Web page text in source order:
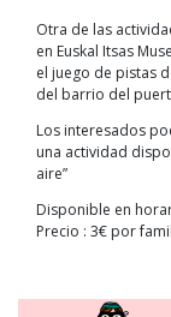
Otra de las
en Euskal Itsas
el juego de pistas
del barrio del
Los interesados
una actividad
aire”
Disponible en
Precio : 3€ por